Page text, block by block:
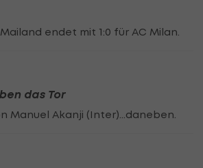
endet mit 1:0 für AC Milan.
das Tor
Manuel Akanji (Inter)...daneben.